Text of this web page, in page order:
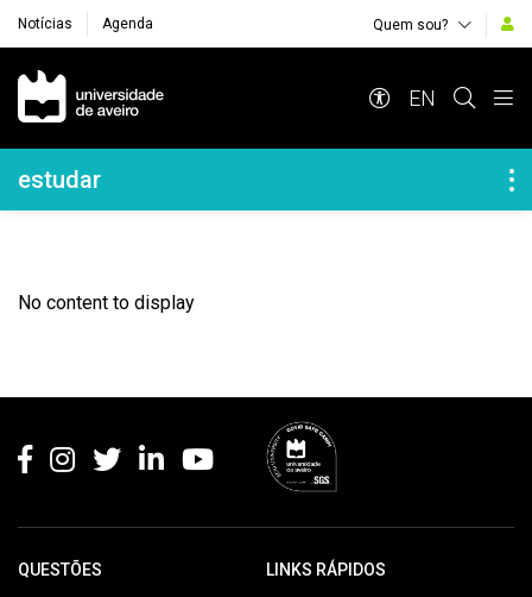
Notícias Agenda Quem sou?
Navegação Principal
EN
Navegação Lateral
estudar
No content to display
QUESTÕES LINKS RÁPIDOS